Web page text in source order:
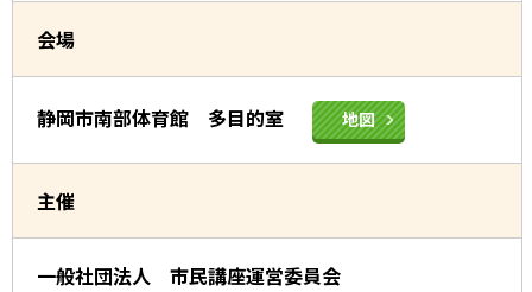
会場
静岡市南部体育館 多目的室 地図
主催
一般社団法人 市民講座運営委員会